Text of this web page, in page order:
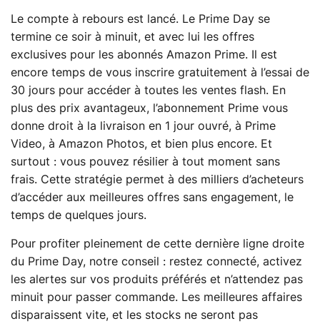
Le compte à rebours est lancé. Le Prime Day se
termine ce soir à minuit, et avec lui les offres
exclusives pour les abonnés Amazon Prime. Il est
encore temps de vous inscrire gratuitement à l’essai de
30 jours pour accéder à toutes les ventes flash. En
plus des prix avantageux, l’abonnement Prime vous
donne droit à la livraison en 1 jour ouvré, à Prime
Video, à Amazon Photos, et bien plus encore. Et
surtout : vous pouvez résilier à tout moment sans
frais. Cette stratégie permet à des milliers d’acheteurs
d’accéder aux meilleures offres sans engagement, le
temps de quelques jours.
Pour profiter pleinement de cette dernière ligne droite
du Prime Day, notre conseil : restez connecté, activez
les alertes sur vos produits préférés et n’attendez pas
minuit pour passer commande. Les meilleures affaires
disparaissent vite, et les stocks ne seront pas